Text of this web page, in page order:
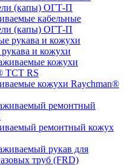
кабельные
(капы) ОГТ-П
и кожухи
кожухи Raychman®
ремонтный кожух